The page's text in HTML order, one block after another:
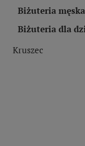
Biżuteria męska
Biżuteria dla
Kruszec